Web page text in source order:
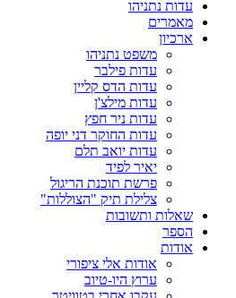
עדות נתניהו
מאמרים
ארכיון
משפט נתניהו
עדות פילבר
עדות הדס קליין
עדות מילצ'ן
עדות ניר חפץ
עדות החוקר דני יופה
עדות יואב תלם
יאיר לפיד
פרשת תוכנת הריגול
צלילת תיק "הצוללות"
שאלות ותשובות
הספר
אודות
אודות אלי ציפורי
ערוץ היו-טיוב